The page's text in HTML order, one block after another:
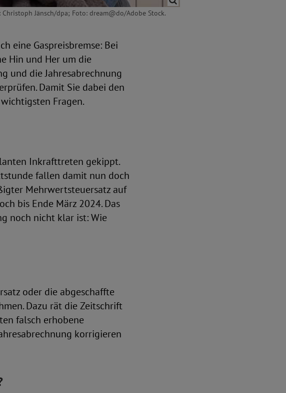
Jänsch/dpa; Foto: dream@do/Adobe Stock.
eine Gaspreisbremse: Bei
Hin und Her um die
und die Jahresabrechnung
Damit Sie dabei den
Fragen.
Inkrafttreten gekippt.
fallen damit nun doch
Mehrwertsteuersatz auf
bis Ende März 2024. Das
noch nicht klar ist: Wie
oder die abgeschaffte
Dazu rät die Zeitschrift
falsch erhobene
korrigieren